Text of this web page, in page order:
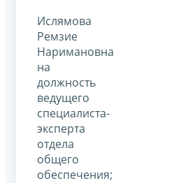
Ислямова
Ремзие
Наримановна
на
должность
ведущего
специалиста-
эксперта
отдела
общего
обеспечения;